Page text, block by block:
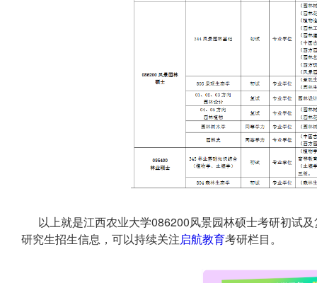
以上就是江西农业大学086200风景园林硕士考研初试
研究生招生信息，可以持续关注启航教育考研栏目。